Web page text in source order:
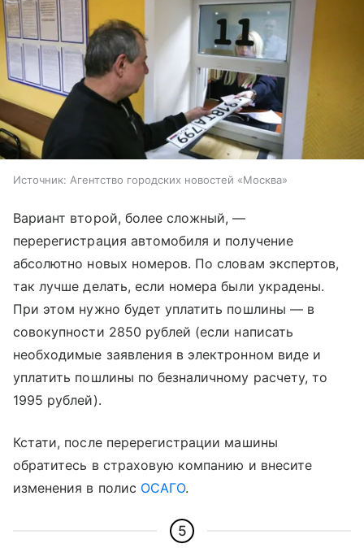
Источник: Агентство городских новостей «Москва»
Вариант второй, более сложный, —
перерегистрация автомобиля и получение
абсолютно новых номеров. По словам экспертов,
так лучше делать, если номера были украдены.
При этом нужно будет уплатить пошлины — в
совокупности 2850 рублей (если написать
необходимые заявления в электронном виде и
уплатить пошлины по безналичному расчету, то
1995 рублей).
Кстати, после перерегистрации машины
обратитесь в страховую компанию и внесите
изменения в полис ОСАГО.
5